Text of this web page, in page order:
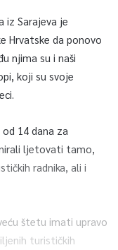
iz Sarajeva je
Hrvatske da ponovo
njima su i naši
koji su svoje
14 dana za
ljetovati tamo,
radnika, ali i
štetu imati upravo
turističkih